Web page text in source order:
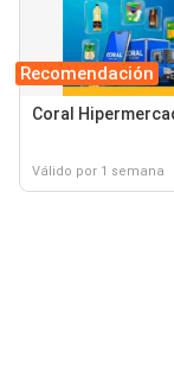
Recomendación
Coral
Válido por 1 semana